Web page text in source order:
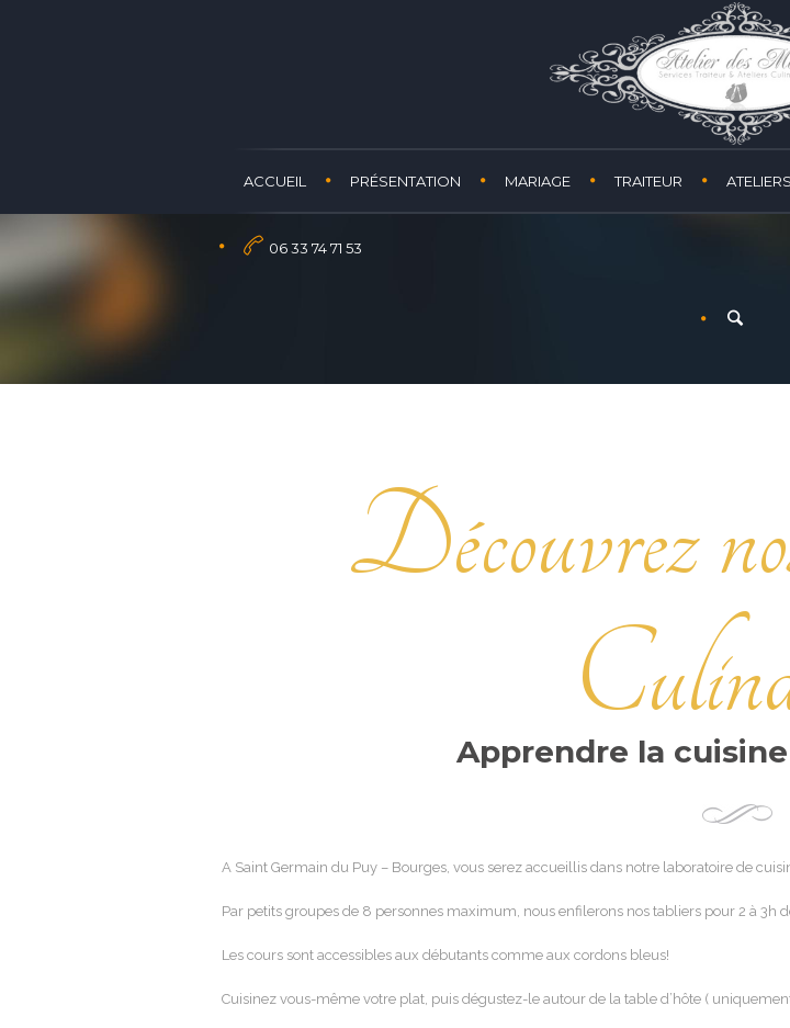
ACCUEIL PRÉSENTATION MARIAGE TRAITEUR
06 33 74 71 53
Découvrez
Apprendre la cuisine
A Saint Germain du Puy – Bourges, vous serez accueillis dans notre laboratoire de
Par petits groupes de 8 personnes maximum, nous enfilerons nos tabliers pour 2 à 3h
Les cours sont accessibles aux débutants comme aux cordons bleus!
Cuisinez vous-même votre plat, puis dégustez-le autour de la table d’hôte (